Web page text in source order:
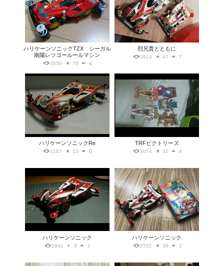
ハリケーンソニックTZX シーガル
南陽レツゴールールマシン
2650 70 4
烈兄貴とともに
2614 47 7
ハリケーンソニックRe
2167 13 0
TRFビクトリーズ
3074 32 4
ハリケーンソニック
1941 9 2
ハリケーンソニック
2532 38 2